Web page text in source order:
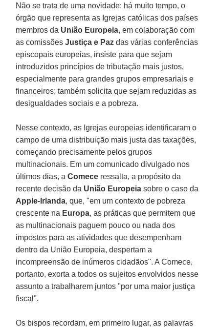
Não se trata de uma novidade: há muito tempo, o
órgão que representa as Igrejas católicas dos países
membros da União Europeia, em colaboração com
as comissõesJustiça e Paz das várias conferências
episcopais europeias, insiste para que sejam
introduzidos princípios de tributação mais justos,
especialmente para grandes grupos empresariais e
financeiros; também solicita que sejam reduzidas as
desigualdades sociais e a pobreza.
Nesse contexto, as Igrejas europeias identificaram o
campo de uma distribuição mais justa das taxações,
começando precisamente pelos grupos
multinacionais. Em um comunicado divulgado nos
últimos dias, aComece ressalta, a propósito da
recente decisão da União Europeia sobre o caso da
Apple-Irlanda, que, "em um contexto de pobreza
crescente na Europa, as práticas que permitem que
as multinacionais paguem pouco ou nada dos
impostos para as atividades que desempenham
dentro da União Europeia, despertam a
incompreensão de inúmeros cidadãos". A Comece,
portanto, exorta a todos os sujeitos envolvidos nesse
assunto a trabalharem juntos "por uma maior justiça
fiscal".
Os bispos recordam, em primeiro lugar, as palavras